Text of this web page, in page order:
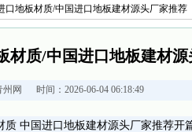
口地板材质/中国进口地板建材源头厂家推荐
材质/中国进口地板建材
州网 时间：2026-06-04 06:18:49
质 中国进口地板建材源头厂家推荐开